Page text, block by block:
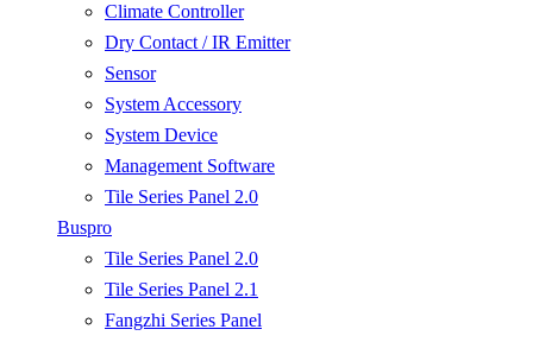
Climate Controller
Dry Contact / IR Emitter
Sensor
System Accessory
System Device
Management Software
Tile Series Panel 2.0
Buspro
Tile Series Panel 2.0
Tile Series Panel 2.1
Fangzhi Series Panel